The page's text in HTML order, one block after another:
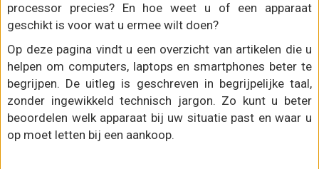
processor precies? En hoe weet u of een apparaat
geschikt is voor wat u ermee wilt doen?
Op deze pagina vindt u een overzicht van artikelen die u
helpen om computers, laptops en smartphones beter te
begrijpen. De uitleg is geschreven in begrijpelijke taal,
zonder ingewikkeld technisch jargon. Zo kunt u beter
beoordelen welk apparaat bij uw situatie past en waar u
op moet letten bij een aankoop.